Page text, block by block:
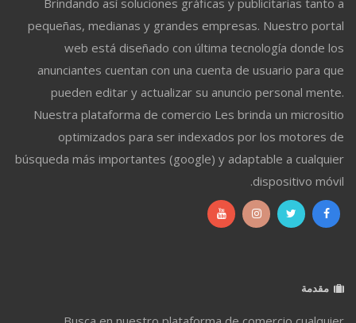
pequeñas, medianas y grandes empresas. Nuestro portal
web está diseñado con última tecnología donde los
anunciantes cuentan con una cuenta de usuario para que
pueden editar y actualizar su anuncio personal mente.
Nuestra plataforma de comercio Les brinda un micrositio
optimizados para ser indexados por los motores de
búsqueda más importantes (google) y adaptable a cualquier
dispositivo móvil.
مقدمة